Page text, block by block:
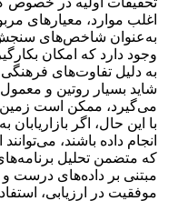
اغلب موارد، معیارهای
به‌عنوان شاخص‌های سنجش
وجود دارد که امکان
به دلیل تفاوت‌های
شاید بسیار روتین و معمول
می‌گیرد، ممکن است زمین
با این حال، اگر
انجام داده باشند،
که متضمن تحلیل
مبتنی بر داده‌های درست و
موفقیت در ارزیابی،